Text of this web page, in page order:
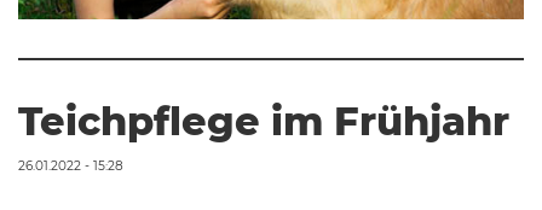
Teichpflege im Frühjahr
26.01.2022 - 15:28